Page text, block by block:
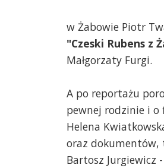
w Żabowie Piotr
"Czeski Rubens z
Małgorzaty Furgi.
A po reportażu
pewnej rodzinie i o
Helena
oraz dokumentów,
Bartosz Jurgiewicz